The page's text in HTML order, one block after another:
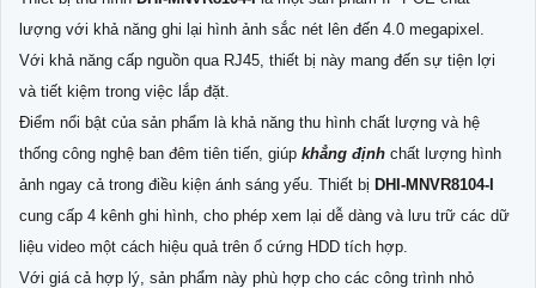
lượng với khả năng ghi lại hình ảnh sắc nét lên đến 4.0 megapixel.
Với khả năng cấp nguồn qua RJ45, thiết bị này mang đến sự tiện lợi
và tiết kiệm trong việc lắp đặt.
Điểm nổi bật của sản phẩm là khả năng thu hình chất lượng và hệ
thống công nghệ ban đêm tiên tiến, giúp khẳng định chất lượng hình
ảnh ngay cả trong điều kiện ánh sáng yếu. Thiết bị DHI-MNVR8104-I
cung cấp 4 kênh ghi hình, cho phép xem lại dễ dàng và lưu trữ các dữ
liệu video một cách hiệu quả trên ổ cứng HDD tích hợp.
Với giá cả hợp lý, sản phẩm này phù hợp cho các công trình nhỏ